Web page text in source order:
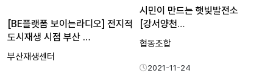
시민이 만드는 햇빛발전소
[강서양천
시민햇빛발전협동조합]
협동조합
2021-11-24
[BE플랫폼 보이는라디오] 전지적
도시재생 시점 부산 …
부산재생센터